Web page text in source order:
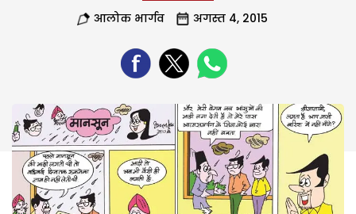
आलोक भार्गव अगस्त 4, 2015